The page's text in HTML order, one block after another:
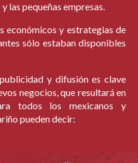
las pequeñas empresas.
económicos y estrategias de
sólo estaban disponibles
y difusión es clave
negocios, que resultará en
todos los mexicanos y
pueden decir: